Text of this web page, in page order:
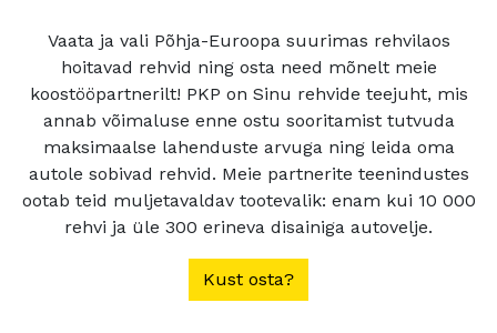
Vaata ja vali Põhja-Euroopa suurimas rehvilaos
hoitavad rehvid ning osta need mõnelt meie
koostööpartnerilt! PKP on Sinu rehvide teejuht, mis
annab võimaluse enne ostu sooritamist tutvuda
maksimaalse lahenduste arvuga ning leida oma
autole sobivad rehvid. Meie partnerite teenindustes
ootab teid muljetavaldav tootevalik: enam kui 10 000
rehvi ja üle 300 erineva disainiga autovelje.
Kust osta?